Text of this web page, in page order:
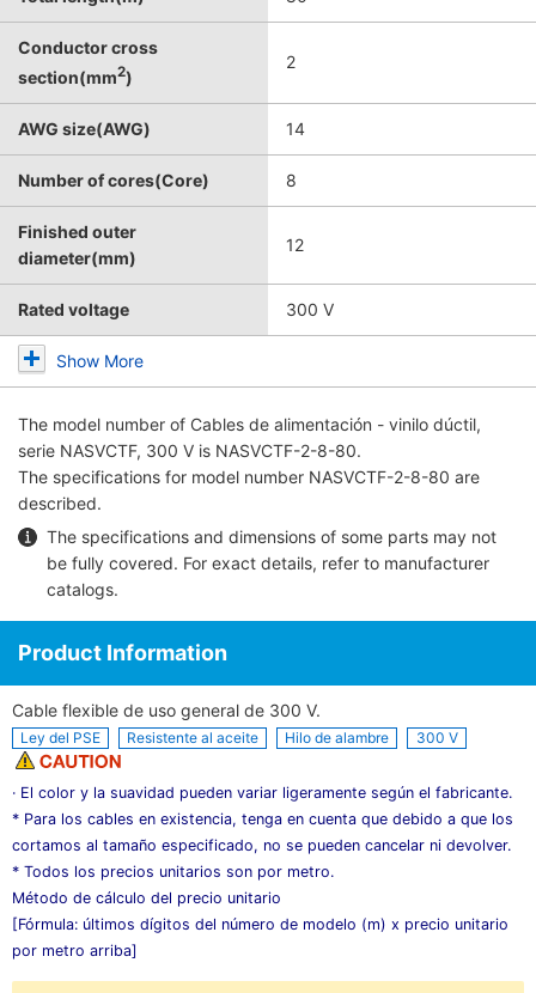
Conductor cross
section(mm2)
2
AWG size(AWG) 14
Number of cores(Core) 8
Finished outer
diameter(mm)
12
Rated voltage 300 V
Show More
The model number of Cables de alimentación - vinilo dúctil,
serie NASVCTF, 300 V is NASVCTF-2-8-80.
The specifications for model number NASVCTF-2-8-80 are
described.
The specifications and dimensions of some parts may not
be fully covered. For exact details, refer to manufacturer
catalogs.
Product Information
Cable flexible de uso general de 300 V.
Ley del PSE Resistente al aceite Hilo de alambre 300 V
· El color y la suavidad pueden variar ligeramente según el fabricante.
* Para los cables en existencia, tenga en cuenta que debido a que los
cortamos al tamaño especificado, no se pueden cancelar ni devolver.
* Todos los precios unitarios son por metro.
Método de cálculo del precio unitario
[Fórmula: últimos dígitos del número de modelo (m) x precio unitario
por metro arriba]